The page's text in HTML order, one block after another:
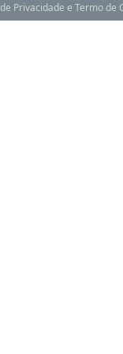
Privacidade e Termo de